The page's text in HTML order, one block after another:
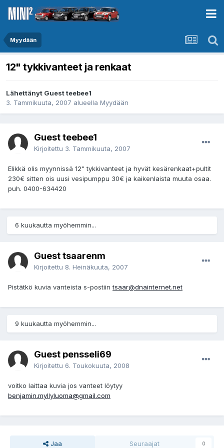
Myydään
12" tykkivanteet ja renkaat
Lähettänyt Guest teebee1
3. Tammikuuta, 2007 alueella Myydään
Guest teebee1
Kirjoitettu 3. Tammikuuta, 2007
Elikkä olis myynnissä 12" tykkivanteet ja hyvät kesärenkaat+pultit
230€ sitten ois uusi vesipumppu 30€ ja kaikenlaista muuta osaa.
puh. 0400-634420
6 kuukautta myöhemmin...
Guest tsaarenm
Kirjoitettu 8. Heinäkuuta, 2007
Pistätkö kuvia vanteista s-postiintsaar@dnainternet.net
9 kuukautta myöhemmin...
Guest pensseli69
Kirjoitettu 6. Toukokuuta, 2008
voitko laittaa kuvia jos vanteet löytyy
benjamin.myllyluoma@gmail.com
Jaa Seuraajat 0